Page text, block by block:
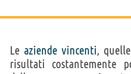
Le aziende vincenti,
risultati costantemente